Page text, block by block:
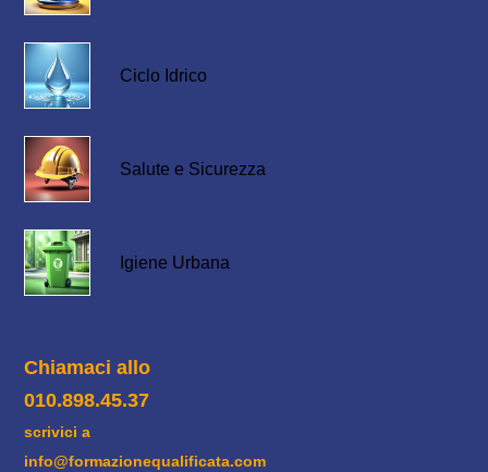
Ciclo Idrico
Salute e Sicurezza
Igiene Urbana
Chiamaci allo
010.898.45.37
scrivici a
info@formazionequalificata.com